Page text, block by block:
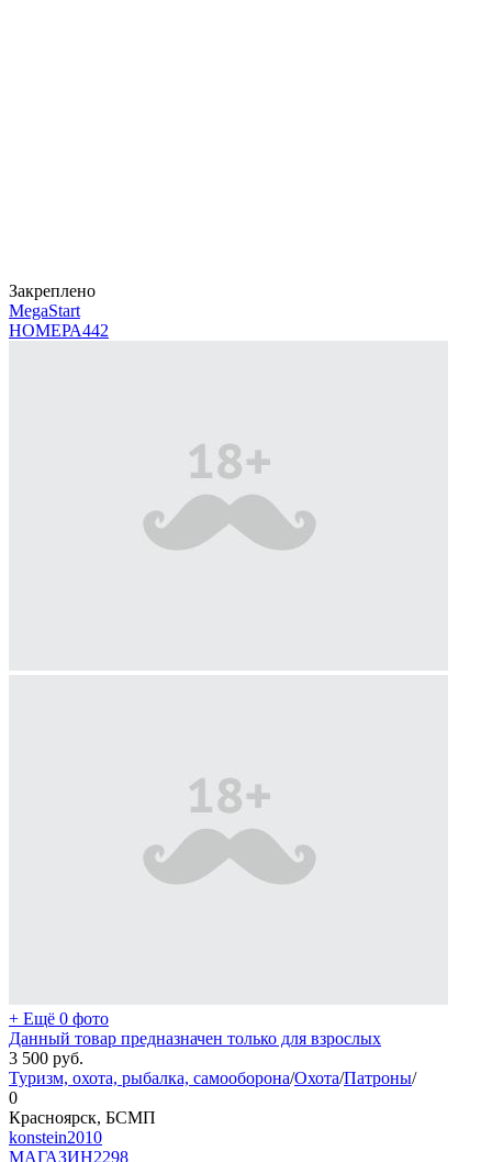
Закреплено
MegaStart
НОМЕРА442
+ Ещё 0 фото
Данный товар предназначен только для взрослых
3 500 руб.
Туризм, охота, рыбалка, самооборона/Охота/Патроны/
0
Красноярск, БСМП
konstein2010
МАГАЗИН2298